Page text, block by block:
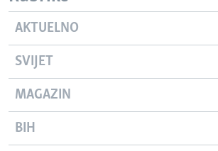
AKTUELNO
SVIJET
MAGAZIN
BIH